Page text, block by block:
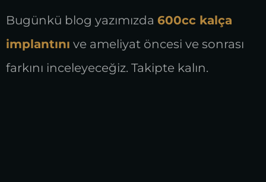
Bugünkü blog yazımızda 600cc kalça
implantını ve ameliyat öncesi ve sonrası
farkını inceleyeceğiz. Takipte kalın.